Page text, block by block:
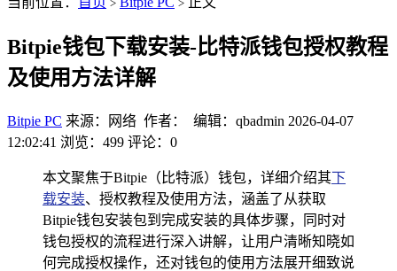
> >
Bitpie钱包下载安装-比特派钱包授权教程
及使用方法详解
Bitpie PC 来源：网络 作者： 编辑：qbadmin 2026-04-07
12:02:41 浏览：499 评论：0
本文聚焦于Bitpie（比特派）钱包，详细介绍其下
载安装、授权教程及使用方法，涵盖了从获取
Bitpie钱包安装包到完成安装的具体步骤，同时对
钱包授权的流程进行深入讲解，让用户清晰知晓如
何完成授权操作，还对钱包的使用方法展开细致说